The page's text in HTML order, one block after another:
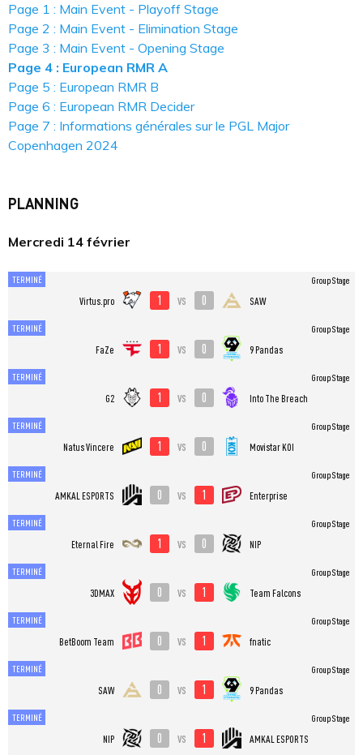
Page 1 : Main Event - Playoff Stage
Page 2 : Main Event - Elimination Stage
Page 3 : Main Event - Opening Stage
Page 4 : European RMR A
Page 5 : European RMR B
Page 6 : European RMR Decider
Page 7 : Informations générales sur le PGL Major
Copenhagen 2024
PLANNING
Mercredi 14 février
TERMINÉ
Virtus.pro 1 vs 0 SAW
Group Stage
TERMINÉ
FaZe 1 vs 0 9 Pandas
Group Stage
TERMINÉ
G2 1 vs 0 Into The Breach
Group Stage
TERMINÉ
Natus Vincere 1 vs 0 Movistar KOI
Group Stage
TERMINÉ
AMKAL ESPORTS 0 vs 1 Enterprise
Group Stage
TERMINÉ
Eternal Fire 1 vs 0 NIP
Group Stage
TERMINÉ
3DMAX 0 vs 1 Team Falcons
Group Stage
TERMINÉ
BetBoom Team 0 vs 1 fnatic
Group Stage
TERMINÉ
SAW 0 vs 1 9 Pandas
Group Stage
TERMINÉ
NIP 0 vs 1 AMKAL ESPORTS
Group Stage